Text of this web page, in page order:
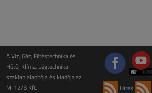
A Víz, Gáz, Fűtéstechnika és
Hűtő, Klíma, Légtechnika
szaklap alapítója és kiadója az
M-12/B Kft.
Hírek